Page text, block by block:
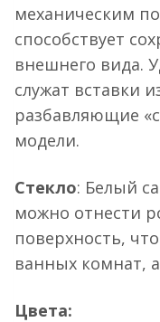
механическим
способствует
внешнего вида.
служат вставки
разбавляющие
модели.
Стекло: Белый
можно отнести
поверхность,
ванных комнат,
Цвета: